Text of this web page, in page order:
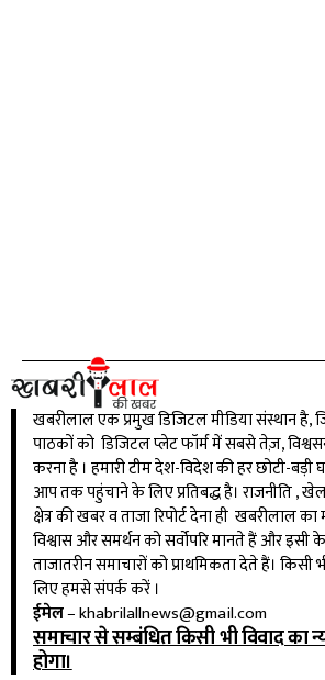
खबरीलाल एक प्रमुख डिजिटल मीडिया संस्थान है,
पाठकों को डिजिटल प्लेट फॉर्म में सबसे तेज़,
करना है । हमारी टीम देश-विदेश की हर छोटी-बड़ी
आप तक पहुंचाने के लिए प्रतिबद्ध है। राजनीति ,
क्षेत्र की खबर व ताजा रिपोर्ट देना ही
विश्वास और समर्थन को सर्वोपरि मानते हैं और
ताजातरीन समाचारों को प्राथमिकता देते हैं।
लिए हमसे संपर्क करें ।
ईमेल–khabrilallnews@gmail.com
समाचार से सम्बंधित किसी भी विवाद का
होगा।